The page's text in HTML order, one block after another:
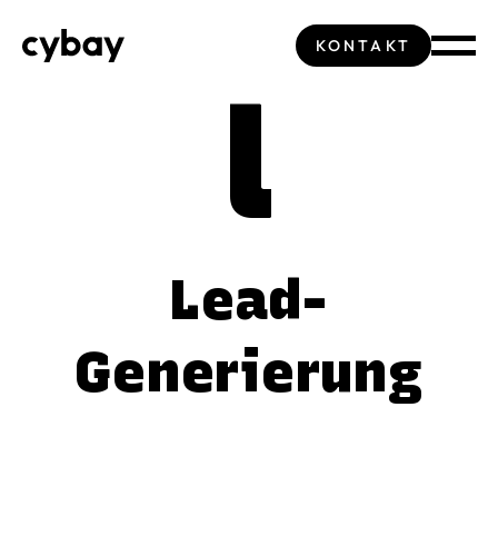
KONTAKT
l
Lead-
Generierung